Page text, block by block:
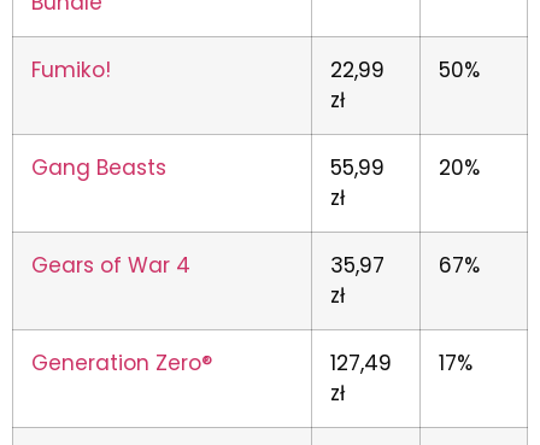
Fumiko!
22,99
zł
50%
Gang Beasts
55,99
zł
20%
Gears of War 4
35,97
zł
67%
Generation Zero®
127,49
zł
17%